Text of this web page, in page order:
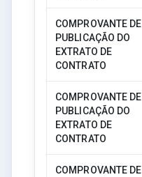
COMPROVANTE DE
PUBLICAÇÃO DO
EXTRATO DE
CONTRATO
COMPROVANTE DE
PUBLICAÇÃO DO
EXTRATO DE
CONTRATO
COMPROVANTE DE